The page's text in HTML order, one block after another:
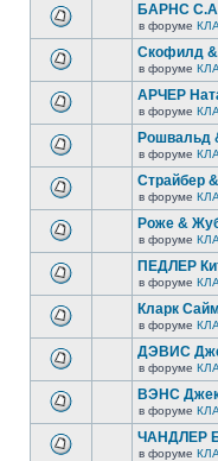
БАРНС
в форуме
Скофилд
в форуме
АРЧЕР
в форуме
Рошвальд
в форуме
Страйбер
в форуме
Роже &
в форуме
ПЕДЛЕР
в форуме
Кларк
в форуме
ДЭВИС
в форуме
ВЭНС
в форуме
ЧАНДЛЕР
в форуме